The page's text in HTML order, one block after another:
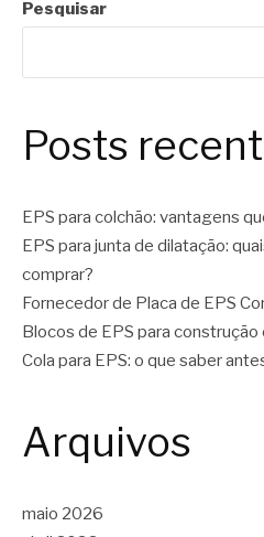
Pesquisar
Posts
EPS para colchão: vantagens
EPS para junta de dilatação:
comprar?
Fornecedor de Placa de EPS
Blocos de EPS para
Cola para EPS: o que saber
Arquivos
maio 2026